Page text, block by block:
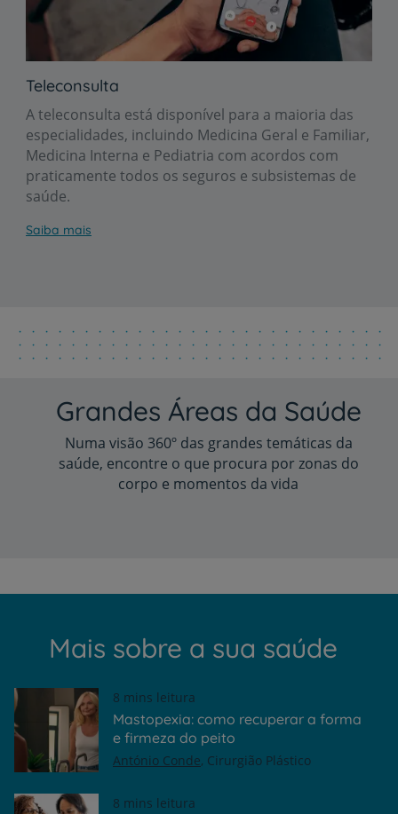
Teleconsulta
A teleconsulta está disponível para a maioria das
especialidades, incluindo Medicina Geral e Familiar,
Medicina Interna e Pediatria com acordos com
praticamente todos os seguros e subsistemas de
saúde.
Saiba mais
Grandes Áreas da Saúde
Numa visão 360º das grandes temáticas da
saúde, encontre o que procura por zonas do
corpo e momentos da vida
Mais sobre a sua saúde
8 mins leitura
Mastopexia: como recuperar a forma
e firmeza do peito
António Conde Cirurgião Plástico
8 mins leitura